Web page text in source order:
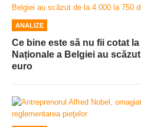
ANALIZE
Ce bine este să nu fii cotat
Naționale a Belgiei au
euro